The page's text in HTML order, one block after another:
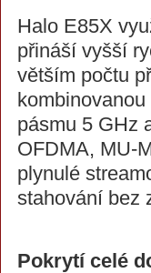
Halo E85X
přináší vyšší
větším počtu
pásmu 5 GHz
OFDMA, MU-
plynulé
stahování bez
Pokrytí celé